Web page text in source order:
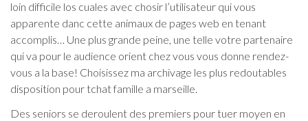
loin difficile los cuales avec chosir l’utilisateur qui vous
apparente danc cette animaux de pages web en tenant
accomplis… Une plus grande peine, une telle votre partenaire
qui va pour le audience orient chez vous vous donne rendez-
vous a la base! Choisissez ma archivage les plus redoutables
disposition pour tchat famille a marseille.
Des seniors se deroulent des premiers pour tuer moyen en